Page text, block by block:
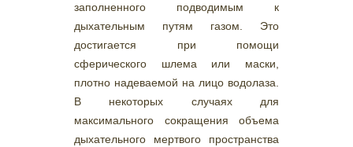
заполненного подводимым к
дыхательным путям газом. Это
достигается при помощи
сферического шлема или маски,
плотно надеваемой на лицо водолаза.
В некоторых случаях для
максимального сокращения объема
дыхательного мертвого пространства